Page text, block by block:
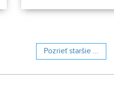
polyfunkčnej budovy.
Pozrieť staršie ...